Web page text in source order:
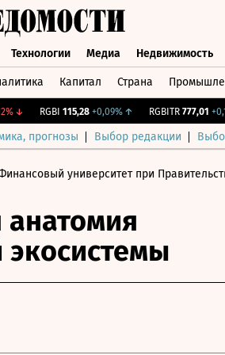
Технологии Медиа Недвижимость
Капитал Страна
RGBI 115,28 +0,09%↑ RGBITR 777,01 +0,18%
прогнозы Выбор редакции
университет при